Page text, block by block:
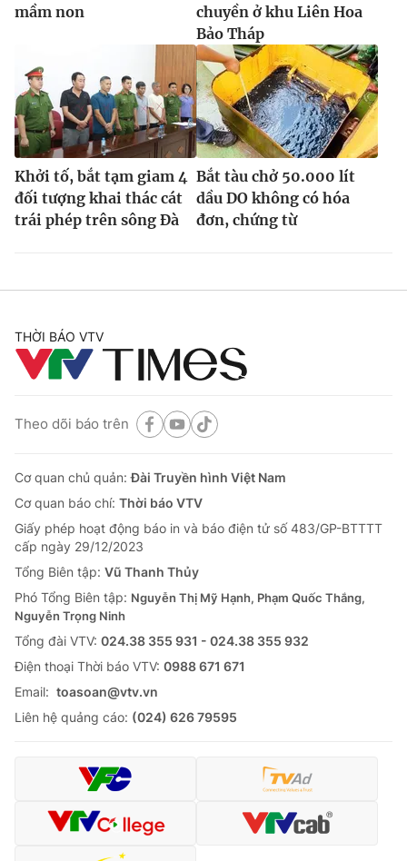
mầm non
chuyền ở khu Liên Hoa
Bảo Tháp
Khởi tố, bắt tạm giam 4
đối tượng khai thác cát
trái phép trên sông Đà
Bắt tàu chở 50.000 lít
dầu DO không có hóa
đơn, chứng từ
THỜI BÁO VTV
Theo dõi báo trên
Cơ quan chủ quản:Đài Truyền hình Việt Nam
Cơ quan báo chí: Thời báo VTV
Giấy phép hoạt động báo in và báo điện tử số 483/GP-BTTTT
cấp ngày 29/12/2023
Tổng Biên tập: Vũ Thanh Thủy
Phó Tổng Biên tập: Nguyễn Thị Mỹ Hạnh, Phạm Quốc Thắng,
Nguyễn Trọng Ninh
Tổng đài VTV: 024.38 355 931 - 024.38 355 932
Ðiện thoại Thời báo VTV: 0988 671 671
Email: toasoan@vtv.vn
Liên hệ quảng cáo: (024) 626 79595